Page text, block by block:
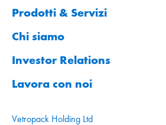
Prodotti & Servizi
Chi siamo
Investor Relations
Lavora con noi
Vetropack Holding Ltd